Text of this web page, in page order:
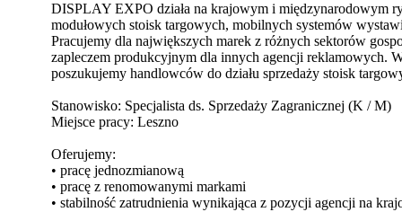
DISPLAY EXPO działa na krajowym i międzynarodowym
modułowych stoisk targowych, mobilnych systemów
Pracujemy dla największych marek z różnych sektorów
zapleczem produkcyjnym dla innych agencji reklamowych.
poszukujemy handlowców do działu sprzedaży stoisk
Stanowisko: Specjalista ds. Sprzedaży Zagranicznej (K / M)
Miejsce pracy: Leszno
Oferujemy:
• pracę jednozmianową
• pracę z renomowanymi markami
• stabilność zatrudnienia wynikająca z pozycji agencji na